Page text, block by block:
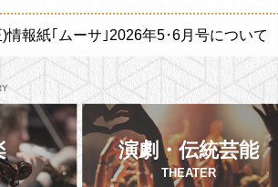
情報紙｢ムーサ｣2026年5･6月号について
演劇・伝統芸能
THEATER